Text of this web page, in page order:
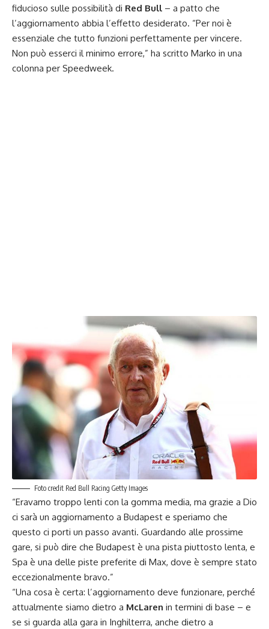
fiducioso sulle possibilità di Red Bull – a patto che
l’aggiornamento abbia l’effetto desiderato. “Per noi è
essenziale che tutto funzioni perfettamente per vincere.
Non può esserci il minimo errore,” ha scritto Marko in una
colonna per Speedweek.
Foto credit Red Bull Racing Getty Images
“Eravamo troppo lenti con la gomma media, ma grazie a Dio
ci sarà un aggiornamento a Budapest e speriamo che
questo ci porti un passo avanti. Guardando alle prossime
gare, si può dire che Budapest è una pista piuttosto lenta, e
Spa è una delle piste preferite di Max, dove è sempre stato
eccezionalmente bravo.”
“Una cosa è certa: l’aggiornamento deve funzionare, perché
attualmente siamo dietro a McLaren in termini di base – e
se si guarda alla gara in Inghilterra, anche dietro a